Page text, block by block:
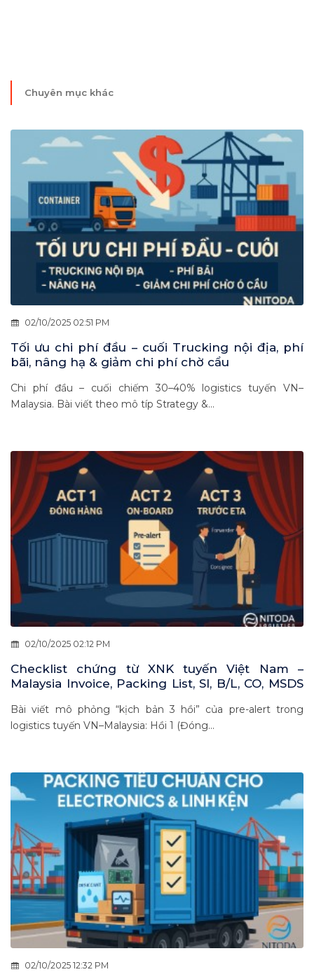
Chuyên mục khác
02/10/2025 02:51 PM
Tối ưu chi phí đầu – cuối Trucking nội địa, phí
bãi, nâng hạ & giảm chi phí chờ cẩu
Chi phí đầu – cuối chiếm 30–40% logistics tuyến VN–
Malaysia. Bài viết theo mô típ Strategy &...
02/10/2025 02:12 PM
Checklist chứng từ XNK tuyến Việt Nam –
Malaysia Invoice, Packing List, SI, B/L, CO, MSDS
Bài viết mô phỏng “kịch bản 3 hồi” của pre-alert trong
logistics tuyến VN–Malaysia: Hồi 1 (Đóng...
02/10/2025 12:32 PM